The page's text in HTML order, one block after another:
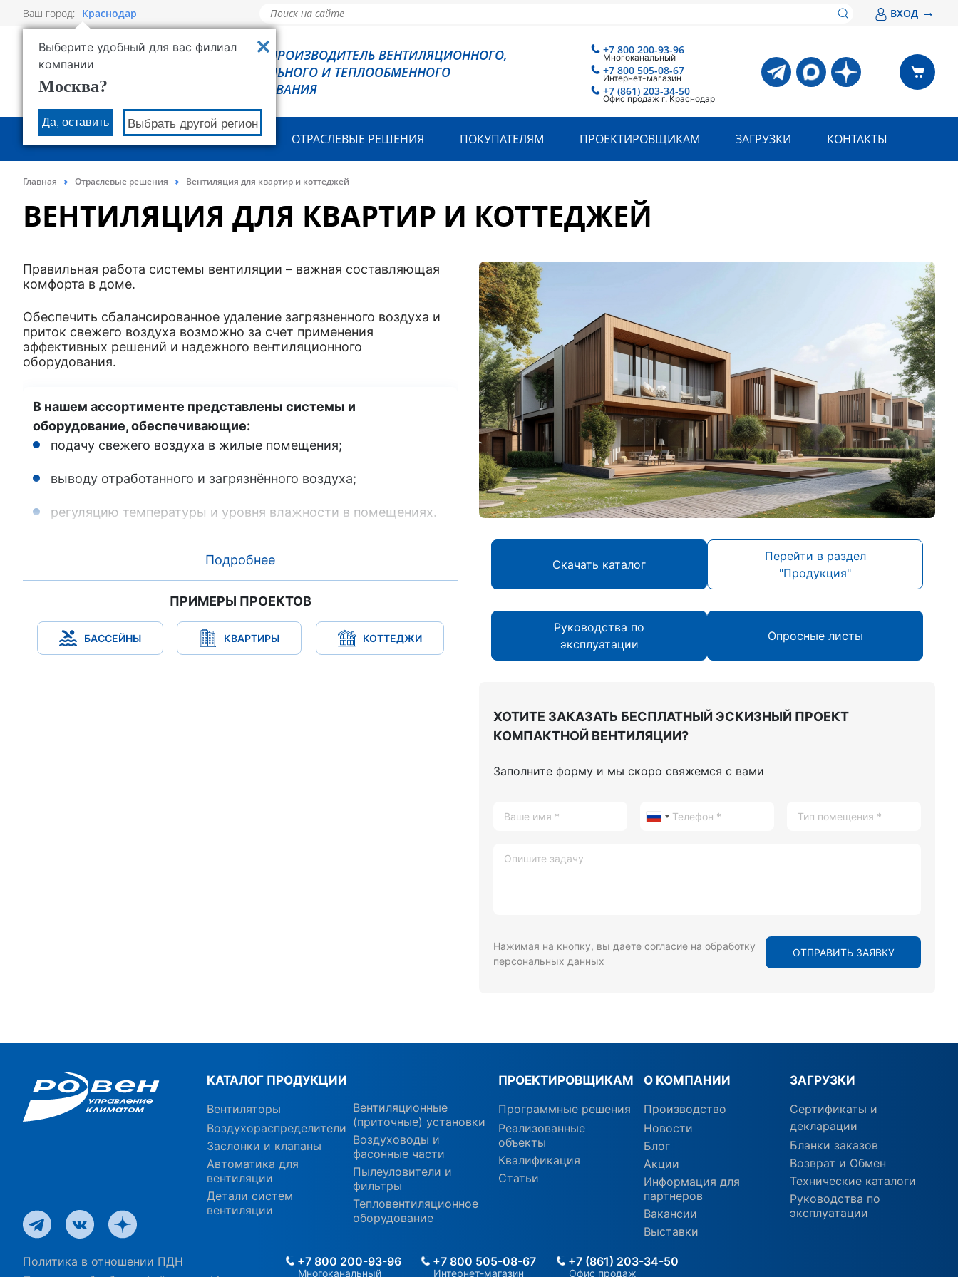
Ваш город: Краснодар
Выберите удобный для вас филиал
компании
Москва?
Да, оставить Выбрать другой регион
ВХОД →
РОВЕН - ПРОИЗВОДИТЕЛЬ ВЕНТИЛЯЦИОННОГО,
ХОЛОДИЛЬНОГО И ТЕПЛООБМЕННОГО
ОБОРУДОВАНИЯ
+7 800 200-93-96
Многоканальный
+7 800 505-08-67
Интернет-магазин
+7 (861) 203-34-50
Офис продаж г. Краснодар
О КОМПАНИИ ПРОДУКЦИЯ ОТРАСЛЕВЫЕ РЕШЕНИЯ ПОКУПАТЕЛЯМ ПРОЕКТИРОВЩИКАМ ЗАГРУЗКИ КОНТАКТЫ
Главная Отраслевые решения Вентиляция для квартир и коттеджей
ВЕНТИЛЯЦИЯ ДЛЯ КВАРТИР И КОТТЕДЖЕЙ
Правильная работа системы вентиляции – важная составляющая
комфорта в доме.
Обеспечить сбалансированное удаление загрязненного воздуха и
приток свежего воздуха возможно за счет применения
эффективных решений и надежного вентиляционного
оборудования.
В нашем ассортименте представлены системы и
оборудование, обеспечивающие:
подачу свежего воздуха в жилые помещения;
выводу отработанного и загрязнённого воздуха;
регуляцию температуры и уровня влажности в помещениях.
Качественная и безопасная воздушная среда — залог здоровья и
отличного самочувствия.
Подробнее
ПРИМЕРЫ ПРОЕКТОВ
БАССЕЙНЫ КВАРТИРЫ КОТТЕДЖИ
Скачать каталог
Перейти в раздел
"Продукция"
Руководства по
эксплуатации
Опросные листы
ХОТИТЕ ЗАКАЗАТЬ БЕСПЛАТНЫЙ ЭСКИЗНЫЙ ПРОЕКТ
КОМПАКТНОЙ ВЕНТИЛЯЦИИ?
Заполните форму и мы скоро свяжемся с вами
Нажимая на кнопку, вы даете согласие на обработку
персональных данных
КАТАЛОГ ПРОДУКЦИИ
Вентиляторы
Воздухораспределители
Заслонки и клапаны
Автоматика для
вентиляции
Детали систем
вентиляции
Вентиляционные
(приточные) установки
Воздуховоды и
фасонные части
Пылеуловители и
фильтры
Тепловентиляционное
оборудование
ПРОЕКТИРОВЩИКАМ
Программные решения
Реализованные
объекты
Квалификация
Статьи
О КОМПАНИИ
Производство
Новости
Блог
Акции
Информация для
партнеров
Вакансии
Выставки
ЗАГРУЗКИ
Сертификаты и
декларации
Бланки заказов
Возврат и Обмен
Технические каталоги
Руководства по
эксплуатации
Политика в отношении ПДН
+7 800 200-93-96
Многоканальный
+7 800 505-08-67
Интернет-магазин
+7 (861) 203-34-50
Офис продаж